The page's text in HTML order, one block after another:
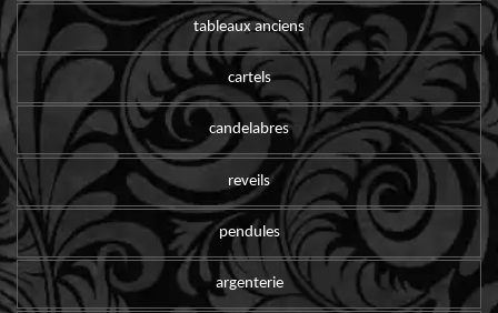
tableaux anciens
cartels
candelabres
reveils
pendules
argenterie